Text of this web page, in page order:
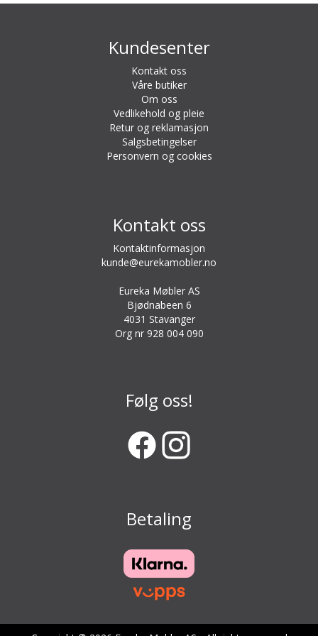
Kundesenter
Kontakt oss
Våre butiker
Om oss
Vedlikehold og pleie
Retur og reklamasjon
Salgsbetingelser
Personvern og cookies
Kontakt oss
Kontaktinformasjon
kunde@eurekamobler.no
Eureka Møbler AS
Bjødnabeen 6
4031 Stavanger
Org nr 928 004 090
Følg oss!
Betaling